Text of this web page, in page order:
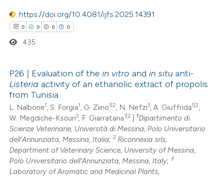
shows how a scientific paper
been cited by providing the
describing whether
mentions, or contrasts
claim, and a label
in which section the
was made.
https://doi.org/10.4081/ijfs.2025.14391
0 0 0 0
Citing Publications
Supporting
Mentioning
Contrasting
435
P26 | Evaluation of thein vitro andin situ anti-
Listeria activity of an ethanolic extract of propolis
from Tunisia
L. Nalbone1 , S. Forgia1 , G. Ziino1|2 , N. Nefzi3 , A. Giuffrida1|2
W. Megdiche-Ksouri3 , F. Giarratana1|2 1Dipartimento di
Scienze Veterinarie, Università di Messina, Polo Universitario
dell’Annunziata, Messina, Italia;2 Riconnexia srls,
Department of Veterinary Science, University of Messina,
Polo Universitario dell'Annunziata, Messina, Italy;3
Laboratory of Aromatic and Medicinal Plants,